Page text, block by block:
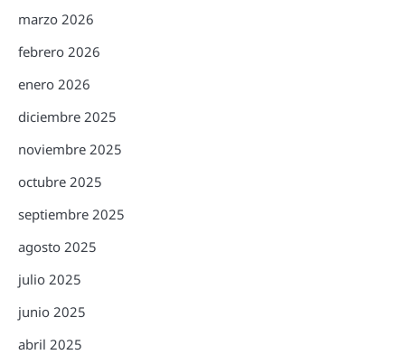
marzo 2026
febrero 2026
enero 2026
diciembre 2025
noviembre 2025
octubre 2025
septiembre 2025
agosto 2025
julio 2025
junio 2025
abril 2025